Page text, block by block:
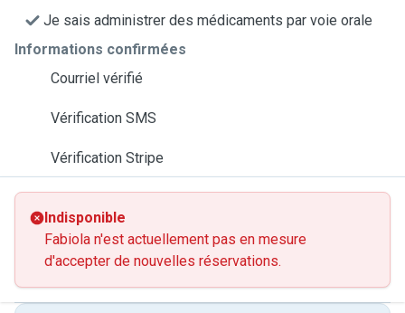
Je sais administrer des médicaments par voie orale
Informations confirmées
Courriel vérifié
Vérification SMS
Vérification Stripe
Indisponible
Fabiola n'est actuellement pas en mesure
d'accepter de nouvelles réservations.